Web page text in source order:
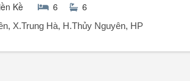
Kề 6 6
X.Trung Hà, H.Thủy Nguyên, HP